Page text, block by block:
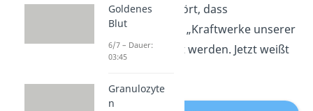
einmal davon gehört, dass
Mitochondrien als „Kraftwerke unserer
Zellen“ bezeichnet werden. Jetzt weißt
Goldenes
Blut
6/7 – Dauer:
03:45
Granulozyte
n